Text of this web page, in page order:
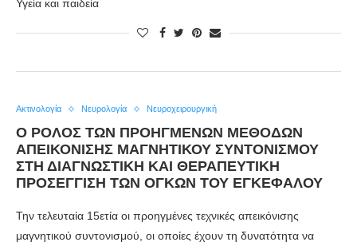
Υγεία και παιδεία
Ακτινολογία Νευρολογία Νευροχειρουργική
Ο ΡΌΛΟΣ ΤΩΝ ΠΡΟΗΓΜΈΝΩΝ ΜΕΘΌΔΩΝ
ΑΠΕΙΚΌΝΙΣΗΣ ΜΑΓΝΗΤΙΚΟΎ ΣΥΝΤΟΝΙΣΜΟΎ
ΣΤΗ ΔΙΑΓΝΩΣΤΙΚΉ ΚΑΙ ΘΕΡΑΠΕΥΤΙΚΉ
ΠΡΟΣΈΓΓΙΣΗ ΤΩΝ ΌΓΚΩΝ ΤΟΥ ΕΓΚΕΦΆΛΟΥ
Την τελευταία 15ετία οι προηγμένες τεχνικές απεικόνισης
μαγνητικού συντονισμού, οι οποίες έχουν τη δυνατότητα να